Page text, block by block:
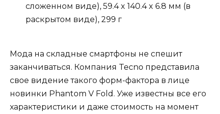
сложенном виде), 59.4 x 140.4 x 6.8 мм (в
раскрытом виде), 299 г
Мода на складные смартфоны не спешит
заканчиваться. Компания Tecno представила
свое видение такого форм-фактора в лице
новинки Phantom V Fold. Уже известны все его
характеристики и даже стоимость на момент